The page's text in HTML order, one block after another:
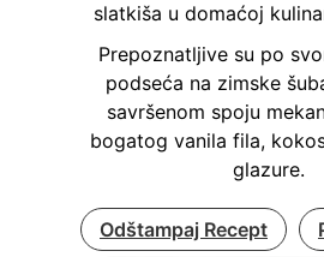
slatkiša u domaćoj
Prepoznatljive su po
podseća na zimske
savršenom spoju
bogatog vanila fila,
glazure.
Odštampaj Recept